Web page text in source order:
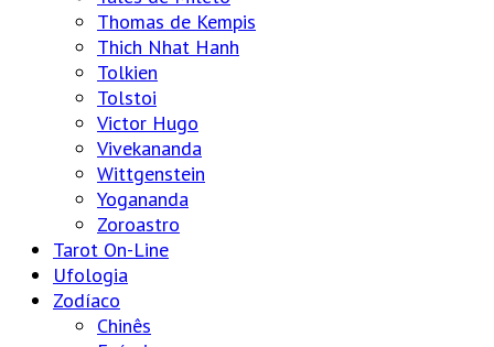
Thomas de Kempis
Thich Nhat Hanh
Tolkien
Tolstoi
Victor Hugo
Vivekananda
Wittgenstein
Yogananda
Zoroastro
Tarot On-Line
Ufologia
Zodíaco
Chinês